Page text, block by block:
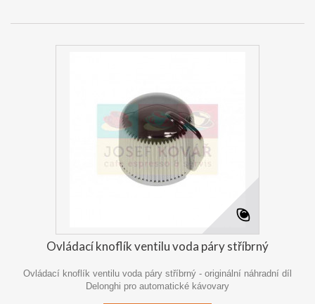
Ovládací knoflík ventilu voda páry stříbrný
Ovládací knoflík ventilu voda páry stříbrný - originální náhradní díl
Delonghi pro automatické kávovary